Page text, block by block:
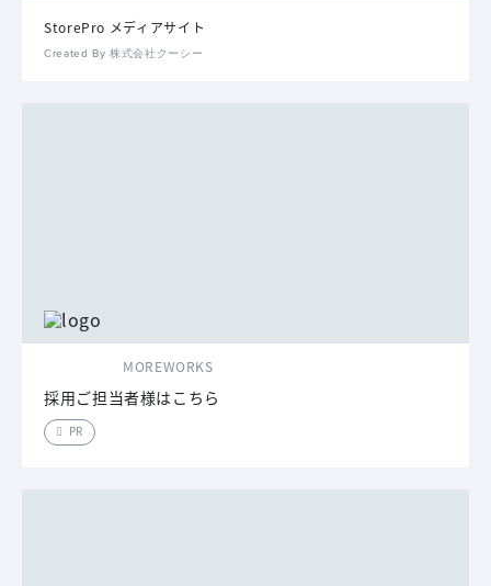
StorePro メディアサイト
Created By 株式会社クーシー
MOREWORKS
採用ご担当者様はこちら
PR